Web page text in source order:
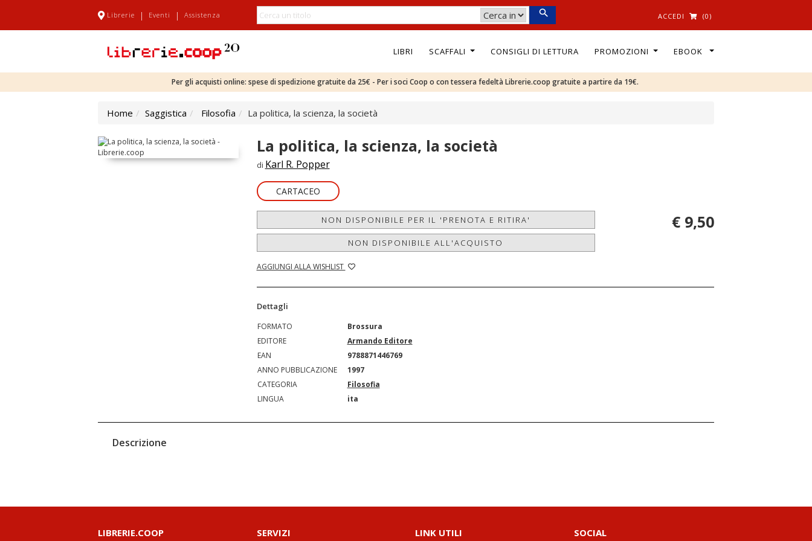
Librerie | Eventi | Assistenza ACCEDI (0)
LIBRI SCAFFALI CONSIGLI DI LETTURA PROMOZIONI EBOOK
Per gli acquisti online: spese di spedizione gratuite da 25€ - Per i soci Coop o con tessera fedeltà Librerie.coop gratuite a partire da 19€.
Home Saggistica Filosofia La politica, la scienza, la società
La politica, la scienza, la società
di Karl R. Popper
CARTACEO
NON DISPONIBILE PER IL 'PRENOTA E RITIRA'
NON DISPONIBILE ALL'ACQUISTO
AGGIUNGI ALLA WISHLIST
€ 9,50
Dettagli
FORMATO
Brossura
EDITORE
Armando Editore
EAN
9788871446769
ANNO PUBBLICAZIONE
1997
CATEGORIA
Filosofia
LINGUA
ita
Descrizione
LIBRERIE.COOP SERVIZI LINK UTILI SOCIAL